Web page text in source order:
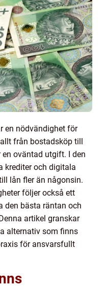
en nödvändighet för
från bostadsköp till
oväntad utgift. I den
krediter och digitala
lån fler än någonsin.
följer också ett
den bästa räntan och
artikel granskar
alternativ som finns
för ansvarsfullt